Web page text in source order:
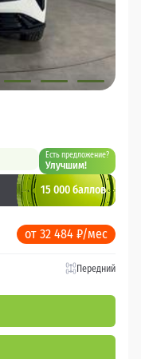
Есть предложение?
Улучшим!
15 000 баллов
от 32 484 ₽/мес
Передний